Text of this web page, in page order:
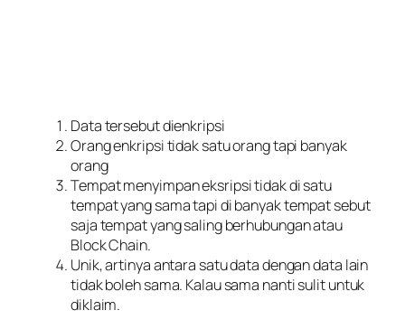
Data tersebut dienkripsi
Orang enkripsi tidak satu orang tapi banyak
orang
Tempat menyimpan eksripsi tidak di satu
tempat yang sama tapi di banyak tempat sebut
saja tempat yang saling berhubungan atau
Block Chain.
Unik, artinya antara satu data dengan data lain
tidak boleh sama. Kalau sama nanti sulit untuk
diklaim.